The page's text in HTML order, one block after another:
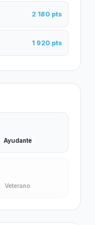
2 180 pts
1 920 pts
Ayudante
Veterano